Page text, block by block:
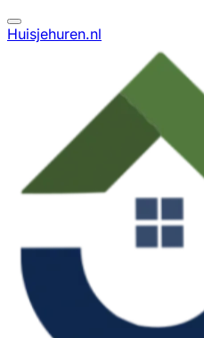
Huisjehuren.nl